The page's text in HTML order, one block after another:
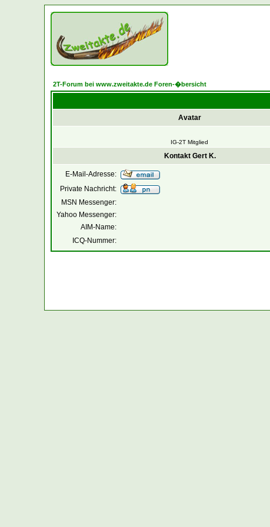
2T-Forum bei www.zweitakte.de Foren-�bersicht
Avatar
IG-2T Mitglied
Kontakt Gert K.
E-Mail-Adresse:
Private Nachricht:
MSN Messenger:
Yahoo Messenger:
AIM-Name:
ICQ-Nummer: